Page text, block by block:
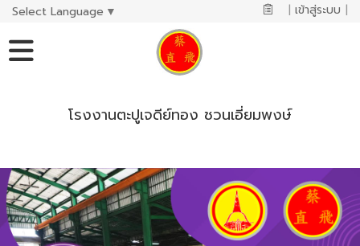
Select Language ▼ | เข้าสู่ระบบ |
โรงงานตะปูเจดีย์ทอง ชวนเอี่ยมพงษ์